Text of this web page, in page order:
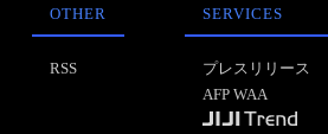
OTHER
RSS
SERVICES
プレスリリース
AFP WAA